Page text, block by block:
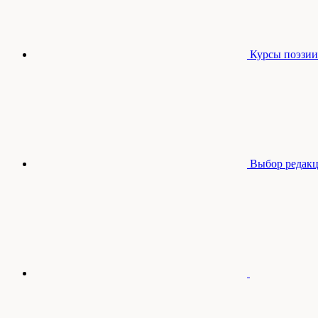
Курсы поэзии
Выбор